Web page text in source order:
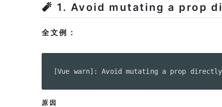
🧨 1. Avoid mutating a prop
全文例：
[Vue warn]: Avoid mutating a prop
原因